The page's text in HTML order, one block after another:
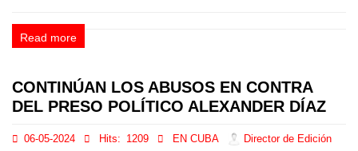
Read more
CONTINÚAN LOS ABUSOS EN CONTRA
DEL PRESO POLÍTICO ALEXANDER DÍAZ
06-05-2024 Hits: 1209 EN CUBA Director de Edición